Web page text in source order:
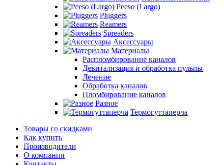
Peeso (Largo)
Pluggers
Reamers
Spreaders
Аксессуары
Материалы
Распломбирование каналов
Девитализация и обработка пульпы
Лечение
Обработка каналов
Пломбирование каналов
Разное
Термогуттаперча
Товары со скидками
Как купить
Производители
О компании